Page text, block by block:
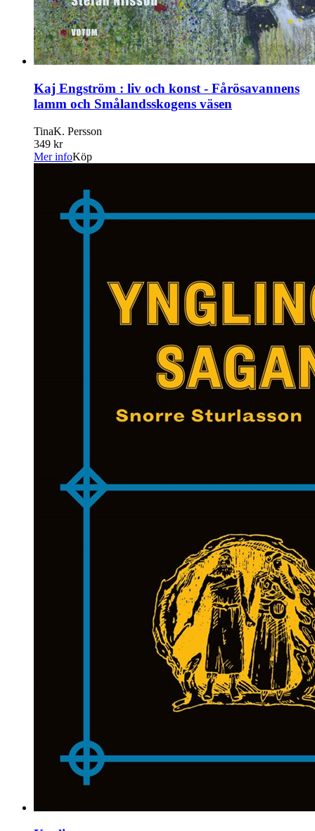
Kaj Engström : liv och konst - Fårösavannens
lamm och Smålandsskogens väsen
TinaK. Persson
349 kr
Mer infoKöp